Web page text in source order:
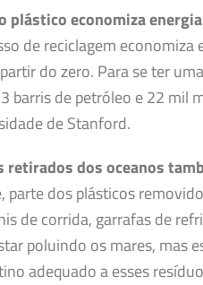
plástico economiza energia
de reciclagem
do zero. Para se ter
barris de petróleo e 22 mil
de Stanford.
retirados dos oceanos
parte dos plásticos
de corrida, garrafas de
poluindo os mares, mas
adequado a esses